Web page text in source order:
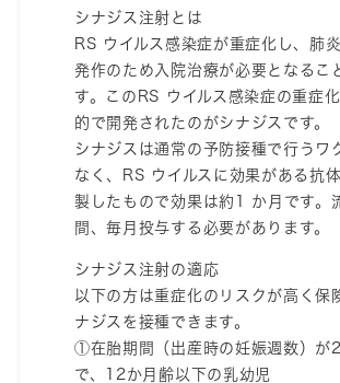
シナジス注射とは
RS ウイルス感染症が重症化し、肺
発作のため入院治療が必要となるこ
す。このRS ウイルス感染症の重症
的で開発されたのがシナジスです。
シナジスは通常の予防接種で行うワ
なく、RS ウイルスに効果がある抗
製したもので効果は約1 か月です。
間、毎月投与する必要があります。
シナジス注射の適応
以下の方は重症化のリスクが高く保
ナジスを接種できます。
①在胎期間（出産時の妊娠週数）が
で、12か月齢以下の乳幼児